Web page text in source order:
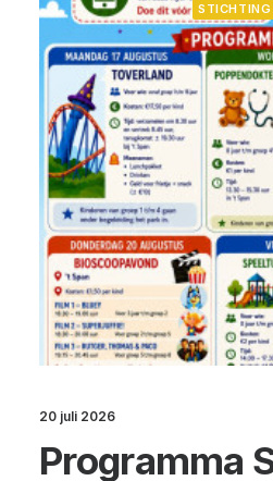
STICHTING
20 juli 2026
Programma